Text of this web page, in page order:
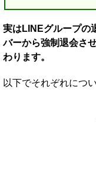
実はLINEグループの
バーから強制退会さ
わります。
以下でそれぞれにつ